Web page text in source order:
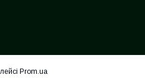
Prom.ua